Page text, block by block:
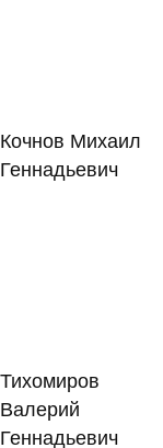
Кочнов Михаил
Геннадьевич
Тихомиров
Валерий
Геннадьевич